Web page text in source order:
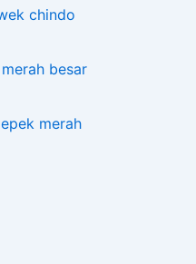
chindo
besar
merah